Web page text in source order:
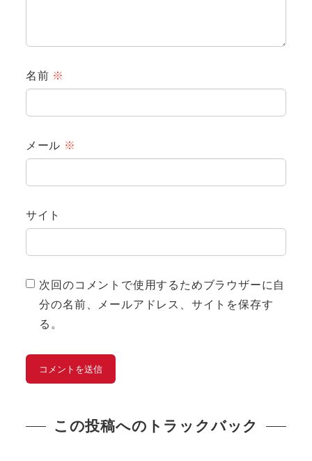
名前 ※
メール ※
サイト
次回のコメントで使用するためブラウザーに自
分の名前、メールアドレス、サイトを保存す
る。
この投稿へのトラックバック